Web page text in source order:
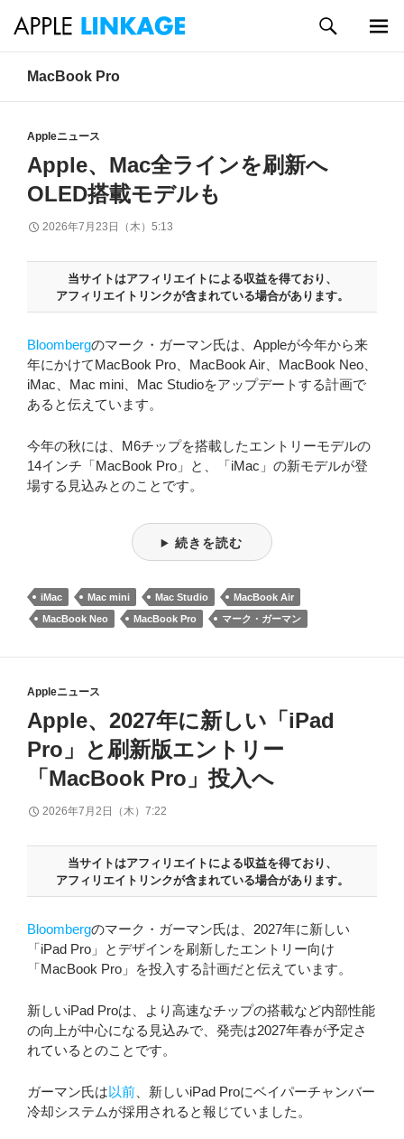
テ
索
MacBook Pro
Appleニュース
Apple、Mac全ラインを刷新へ
OLED搭載モデルも
2026年7月23日（木）5:13
当サイトはアフィリエイトによる収益を得ており、
アフィリエイトリンクが含まれている場合があります。
Bloombergのマーク・ガーマン氏は、Appleが今年から来
年にかけてMacBook Pro、MacBook Air、MacBook Neo、
iMac、Mac mini、Mac Studioをアップデートする計画で
あると伝えています。
今年の秋には、M6チップを搭載したエントリーモデルの
14インチ「MacBook Pro」と、「iMac」の新モデルが登
場する見込みとのことです。
続きを読む
iMac Mac mini Mac Studio
MacBook Air
MacBook Neo
MacBook Pro マーク・ガーマン
Appleニュース
Apple、2027年に新しい「iPad
Pro」と刷新版エントリー
「MacBook Pro」投入へ
2026年7月2日（木）7:22
当サイトはアフィリエイトによる収益を得ており、
アフィリエイトリンクが含まれている場合があります。
Bloombergのマーク・ガーマン氏は、2027年に新しい
「iPad Pro」とデザインを刷新したエントリー向け
「MacBook Pro」を投入する計画だと伝えています。
新しいiPad Proは、より高速なチップの搭載など内部性能
の向上が中心になる見込みで、発売は2027年春が予定さ
れているとのことです。
ガーマン氏は以前 、新しいiPad Proにベイパーチャンバー
冷却システムが採用されると報じていました。